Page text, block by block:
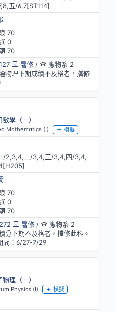
五/6,7[ST114]
70
0
70
暑修/
應物系 2
物理下期成績不及格者，擋修
學（一）
Mathematics (I) 模擬
/2,3,4,二/3,4,三/3,4,四/3,4,
70
0
70
暑修/
應物系 2
分下期不及格者，擋修此科。
間：6/27-7/29
理（一）
Physics (I) 模擬